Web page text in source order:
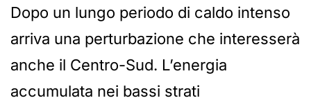
Dopo un lungo periodo di caldo intenso
arriva una perturbazione che interesserà
anche il Centro-Sud. L’energia
accumulata nei bassi strati